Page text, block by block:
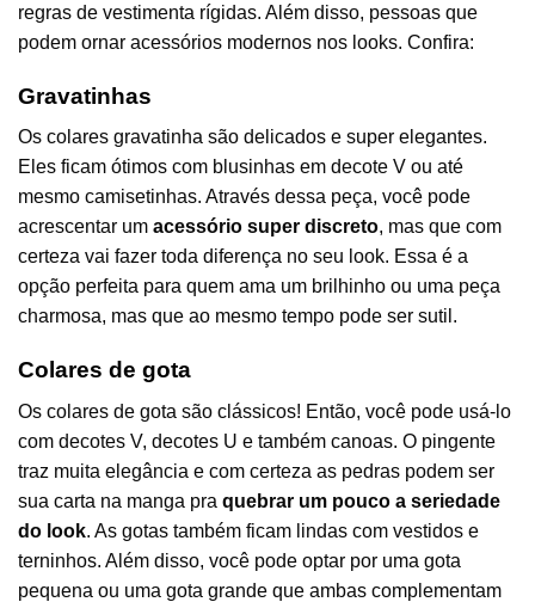
regras de vestimenta rígidas. Além disso, pessoas que
podem ornar acessórios modernos nos looks. Confira:
Gravatinhas
Os colares gravatinha são delicados e super elegantes.
Eles ficam ótimos com blusinhas em decote V ou até
mesmo camisetinhas. Através dessa peça, você pode
acrescentar um acessório super discreto, mas que com
certeza vai fazer toda diferença no seu look. Essa é a
opção perfeita para quem ama um brilhinho ou uma peça
charmosa, mas que ao mesmo tempo pode ser sutil.
Colares de gota
Os colares de gota são clássicos! Então, você pode usá-lo
com decotes V, decotes U e também canoas. O pingente
traz muita elegância e com certeza as pedras podem ser
sua carta na manga pra quebrar um pouco a seriedade
do look. As gotas também ficam lindas com vestidos e
terninhos. Além disso, você pode optar por uma gota
pequena ou uma gota grande que ambas complementam